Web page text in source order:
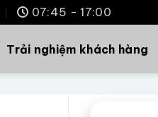
07:45 - 17:00
Trải nghiệm khách hàng